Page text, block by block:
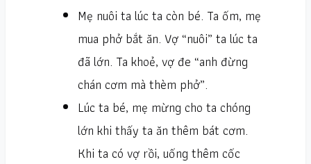
Mẹ nuôi ta lúc ta còn bé. Ta ốm, mẹ
mua phở bắt ăn. Vợ “nuôi” ta lúc ta
đã lớn. Ta khoẻ, vợ đe “anh đừng
chán cơm mà thèm phở”.
Lúc ta bé, mẹ mừng cho ta chóng
lớn khi thấy ta ăn thêm bát cơm.
Khi ta có vợ rồi, uống thêm cốc